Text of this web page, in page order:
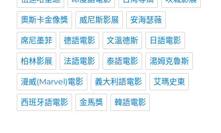
奧斯卡金像獎 威尼斯影展 安海瑟薇
席尼墨菲 德語電影 文溫德斯 日語電影
柏林影展 法語電影 泰語電影 湯姆克魯斯
漫威(Marvel)電影 義大利語電影 艾瑪史東
西班牙語電影 金馬獎 韓語電影